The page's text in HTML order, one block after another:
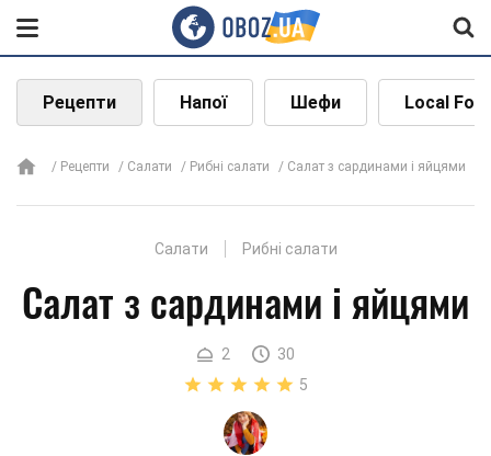
Рецепти Напої Шефи Local
Рецепти Салати Рибні салати Салат з сардинами і яйцями
Салати Рибні салати
Салат з сардинами і яйцями
2
30
5